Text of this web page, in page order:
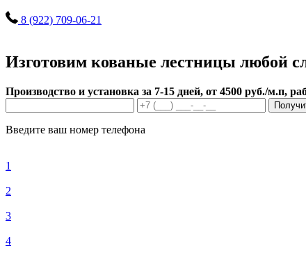
8 (922) 709-06-21
Изготовим кованые лестницы любой
Производство и установка за 7-15 дней, от 4500 руб./м.п,
Введите ваш номер телефона
1
2
3
4